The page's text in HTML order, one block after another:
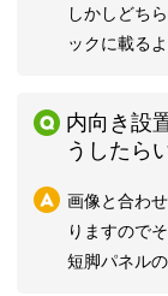
しかしどち
ックに載る
内向き設
うしたら
画像と合わ
りますので
短脚パネル